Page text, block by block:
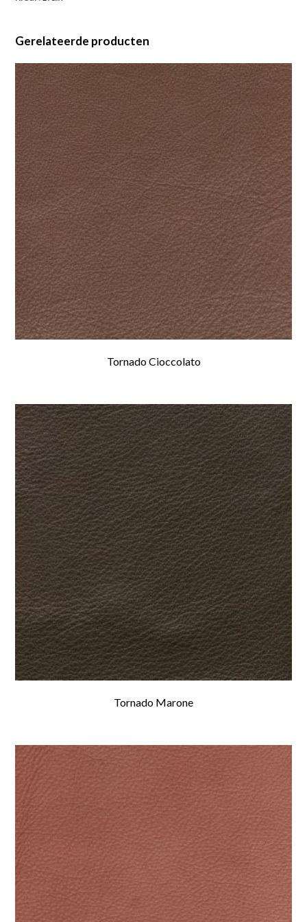
Gerelateerde producten
Tornado Cioccolato
Tornado Marone